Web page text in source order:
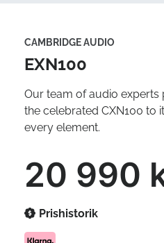
CAMBRIDGE AUDIO
EXN100
Our team of audio experts
the celebrated CXN100 to
every element.
20 990
Prishistorik